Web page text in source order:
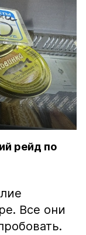
рейд по
Все они